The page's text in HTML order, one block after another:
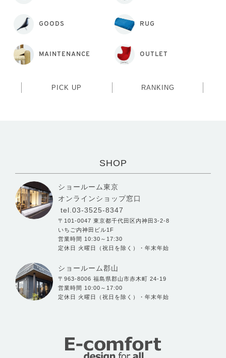
GOODS RUG
MAINTENANCE OUTLET
PICK UP RANKING
SHOP
ショールーム東京
オンラインショップ窓口
tel.03-3525-8347
〒101-0047 東京都千代田区内神田3-2-8
いちご内神田ビル1F
営業時間 10:30～17:30
定休日 火曜日（祝日を除く）・年末年始
ショールーム郡山
〒963-8006 福島県郡山市赤木町 24-19
営業時間 10:00～17:00
定休日 火曜日（祝日を除く）・年末年始